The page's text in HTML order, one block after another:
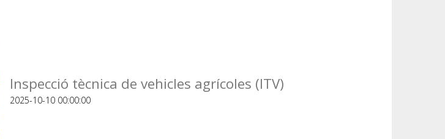
Inspecció tècnica de vehicles agrícoles (ITV)
2025-10-10 00:00:00